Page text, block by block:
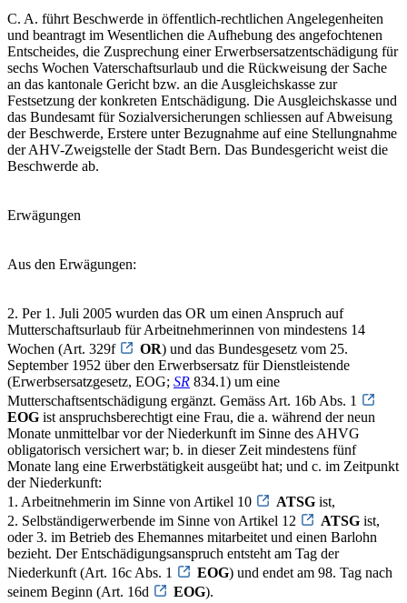
C. A. führt Beschwerde in öffentlich-rechtlichen Angelegenheiten
und beantragt im Wesentlichen die Aufhebung des angefochtenen
Entscheides, die Zusprechung einer Erwerbsersatzentschädigung für
sechs Wochen Vaterschaftsurlaub und die Rückweisung der Sache
an das kantonale Gericht bzw. an die Ausgleichskasse zur
Festsetzung der konkreten Entschädigung. Die Ausgleichskasse und
das Bundesamt für Sozialversicherungen schliessen auf Abweisung
der Beschwerde, Erstere unter Bezugnahme auf eine Stellungnahme
der AHV-Zweigstelle der Stadt Bern. Das Bundesgericht weist die
Beschwerde ab.
Erwägungen
Aus den Erwägungen:
2. Per 1. Juli 2005 wurden das OR um einen Anspruch auf
Mutterschaftsurlaub für Arbeitnehmerinnen von mindestens 14
Wochen (Art. 329f
OR) und das Bundesgesetz vom 25.
September 1952 über den Erwerbsersatz für Dienstleistende
(Erwerbsersatzgesetz, EOG; SR 834.1) um eine
Mutterschaftsentschädigung ergänzt. Gemäss Art. 16b Abs. 1
EOG ist anspruchsberechtigt eine Frau, die a. während der neun
Monate unmittelbar vor der Niederkunft im Sinne des AHVG
obligatorisch versichert war; b. in dieser Zeit mindestens fünf
Monate lang eine Erwerbstätigkeit ausgeübt hat; und c. im Zeitpunkt
der Niederkunft:
1. Arbeitnehmerin im Sinne von Artikel 10
ATSG ist,
2. Selbständigerwerbende im Sinne von Artikel 12
ATSG ist,
oder 3. im Betrieb des Ehemannes mitarbeitet und einen Barlohn
bezieht. Der Entschädigungsanspruch entsteht am Tag der
Niederkunft (Art. 16c Abs. 1
EOG) und endet am 98. Tag nach
seinem Beginn (Art. 16d
EOG).